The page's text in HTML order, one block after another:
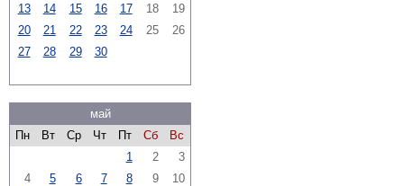
13
14 15 16 17 18
19
20
21 22 23 24 25
26
27
28 29 30
май
Пн
Вт Ср Чт Пт Сб
Вс
1
2
3
4
5 6 7 8 9
10